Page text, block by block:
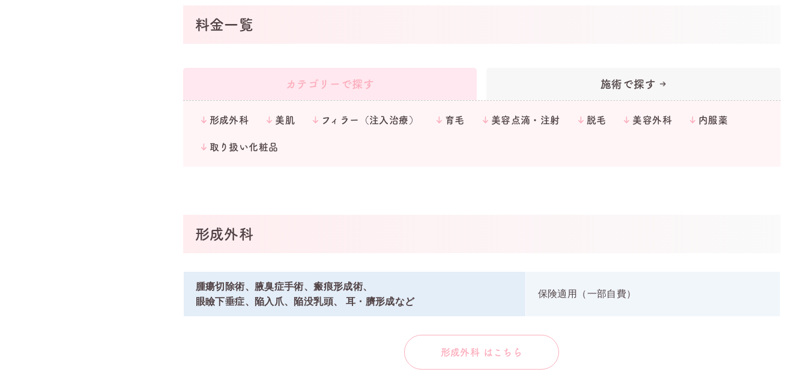
料金一覧
カテゴリーで探す 施術で探す
形成外科 美肌 フィラー（注入治療） 育毛 美容点滴・注射 脱毛 美容外科 内服薬
取り扱い化粧品
形成外科
腫瘍切除術、腋臭症手術、瘢痕形成術、
眼瞼下垂症、陥入爪、陥没乳頭、 耳・臍形成など
保険適用（一部自費）
形成外科 はこちら